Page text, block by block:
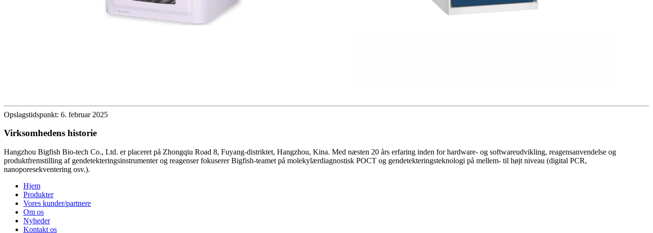
Opslagstidspunkt: 6. februar 2025
Virksomhedens historie
Hangzhou Bigfish Bio-tech Co., Ltd. er placeret på Zhongqiu Road 8, Fuyang-distriktet, Hangzhou, Kina. Med næsten 20 års erfaring inden for hardware- og softwareudvikling, reagensanvendelse og
produktfremstilling af gendetekteringsinstrumenter og reagenser fokuserer Bigfish-teamet på molekylærdiagnostisk POCT og gendetekteringsteknologi på mellem- til højt niveau (digital PCR,
nanoporesekventering osv.).
Hjem
Produkter
Vores kunder/partnere
Om os
Nyheder
Kontakt os